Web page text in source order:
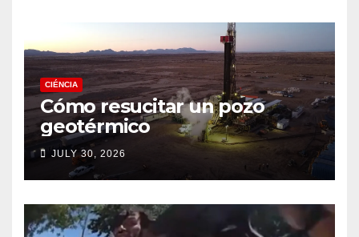
CIÉNCIA
Cómo resucitar un pozo
geotérmico
JULY 30, 2026